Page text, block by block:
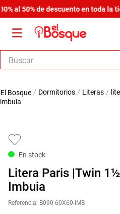
al 50% de descuento en toda la
Buscar
dormitorios literas
imbuia
En stock
Litera Paris |Twin
Imbuia
Referencia: B090 60X60-IMB
1.
salas
.
.
6.
cama
7.
armario lux